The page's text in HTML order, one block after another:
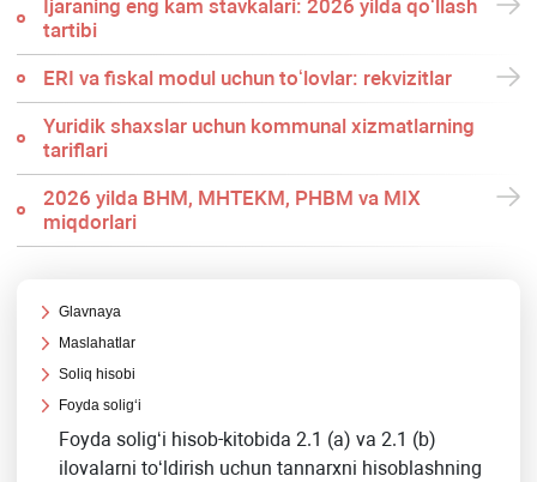
Ijaraning eng kam stavkalari: 2026 yilda qoʻllash
tartibi
ERI va fiskal modul uchun toʻlovlar: rekvizitlar
Yuridik shaхslar uchun kommunal хizmatlarning
tariflari
2026 yilda BHM, MHTEKM, PHBM va MIX
miqdorlari
Glavnaya
Maslahatlar
Soliq hisobi
Foyda soligʻi
Foyda soligʻi hisob-kitobida 2.1 (a) va 2.1 (b)
ilovalarni toʻldirish uchun tannarхni hisoblashning